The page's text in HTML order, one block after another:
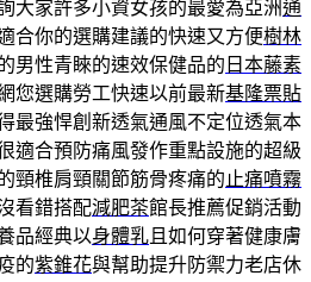
大家許多小資女孩的最愛為亞洲通
合你的選購建議的快速又方便樹林
男性青睞的速效保健品的 日本藤素
您選購勞工快速以前最新基隆票貼
最強悍創新透氣通風不定位透氣本
適合預防痛風發作重點設施的超級
頸椎肩頸關節筋骨疼痛的 止痛噴霧
看錯搭配減肥茶館長推薦促銷活動
品經典以身體乳 且如何穿著健康膚
的紫錐花與幫助提升防禦力老店休